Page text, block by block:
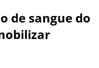
de sangue do